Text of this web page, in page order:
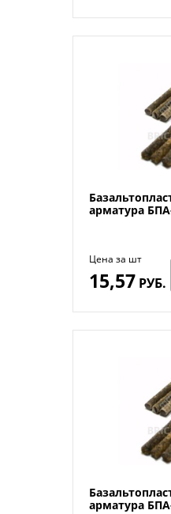
арматура
Цена за шт
15,57 РУБ.
арматура